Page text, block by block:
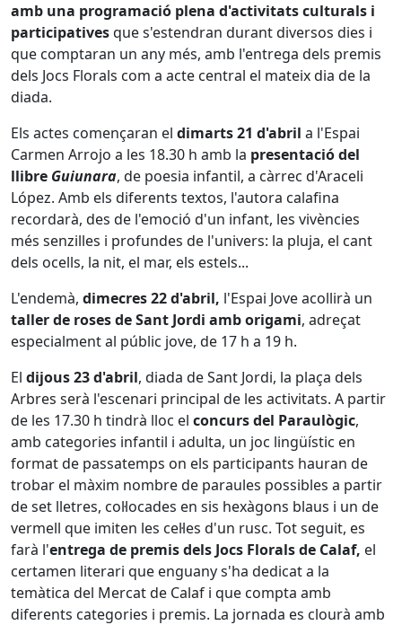
amb una programació plena d'activitats culturals i
participativesque s'estendran durant diversos dies i
que comptaran un any més, amb l'entrega dels premis
dels Jocs Florals com a acte central el mateix dia de la
diada.
Els actes començaran el dimarts 21 d'abril a l'Espai
Carmen Arrojo a les 18.30 h amb la presentació del
llibre Guiunara, de poesia infantil, a càrrec d'Araceli
López. Amb els diferents textos, l'autora calafina
recordarà, des de l'emoció d'un infant, les vivències
més senzilles i profundes de l'univers: la pluja, el cant
dels ocells, la nit, el mar, els estels...
L'endemà, dimecres 22 d'abril, l'Espai Jove acollirà un
taller de roses de Sant Jordi amb origami, adreçat
especialment al públic jove, de 17 h a 19 h.
El dijous 23 d'abril, diada de Sant Jordi, la plaça dels
Arbres serà l'escenari principal de les activitats. A partir
de les 17.30 h tindrà lloc el concurs del Paraulògic,
amb categories infantil i adulta, un joc lingüístic en
format de passatemps on els participants hauran de
trobar el màxim nombre de paraules possibles a partir
de set lletres, col·locades en sis hexàgons blaus i un de
vermell que imiten les cel·les d'un rusc. Tot seguit, es
farà l'entrega de premis dels Jocs Florals de Calaf, el
certamen literari que enguany s'ha dedicat a la
temàtica del Mercat de Calaf i que compta amb
diferents categories i premis. La jornada es clourà amb